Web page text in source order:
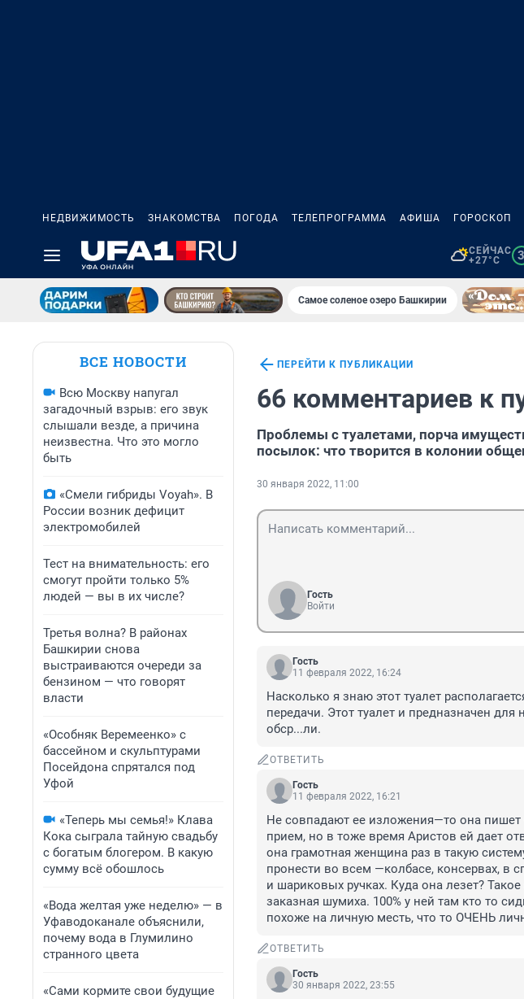
НЕДВИЖИМОСТЬ ЗНАКОМСТВА ПОГОДА ТЕЛЕПРОГРАММА АФИША ГОРОСКОП
СЕЙЧАС
+27°C
3
Самое соленое озеро Башкирии
ВСЕ НОВОСТИ
Всю Москву напугал
загадочный взрыв: его звук
слышали везде, а причина
неизвестна. Что это могло
быть
«Смели гибриды Voyah». В
России возник дефицит
электромобилей
Тест на внимательность: его
смогут пройти только 5%
людей — вы в их числе?
Третья волна? В районах
Башкирии снова
выстраиваются очереди за
бензином — что говорят
власти
«Особняк Веремеенко» с
бассейном и скульптурами
Посейдона спрятался под
Уфой
«Теперь мы семья!» Клава
Кока сыграла тайную свадьбу
с богатым блогером. В какую
сумму всё обошлось
«Вода желтая уже неделю» — в
Уфаводоканале объяснили,
почему вода в Глумилино
странного цвета
«Сами кормите свои будущие
ПЕРЕЙТИ К ПУБЛИКАЦИИ
66 комментариев к
Проблемы с туалетами, порча
посылок: что творится в колонии
30 января 2022, 11:00
Гость
Войти
Гость
11 февраля 2022, 16:24
Насколько я знаю этот туалет
передачи. Этот туалет и предназначен
обср...ли.
ОТВЕТИТЬ
Гость
11 февраля 2022, 16:21
Не совпадают ее изложения—то она пишет
прием, но в тоже время Аристов ей дает
она грамотная женщина раз в такую
пронести во всем —колбасе, консервах, в
и шариковых ручках. Куда она лезет?
заказная шумиха. 100% у ней там кто то
похоже на личную месть, что то ОЧЕНЬ
ОТВЕТИТЬ
Гость
30 января 2022, 23:55